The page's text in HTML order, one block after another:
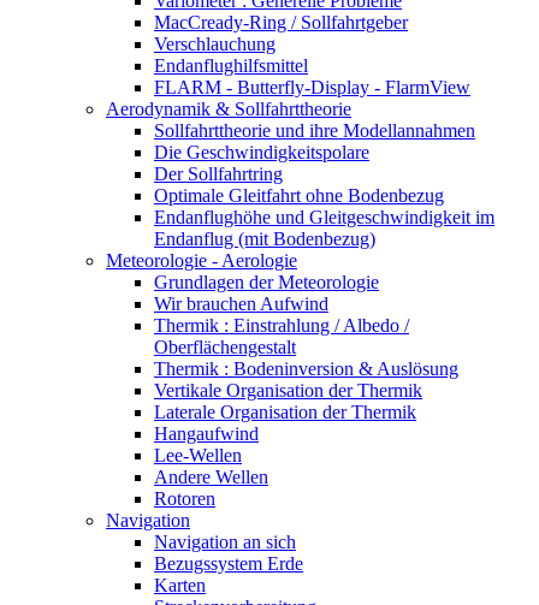
MacCready-Ring / Sollfahrtgeber
Verschlauchung
Endanflughilfsmittel
FLARM - Butterfly-Display - FlarmView
Aerodynamik & Sollfahrttheorie
Sollfahrttheorie und ihre Modellannahmen
Die Geschwindigkeitspolare
Der Sollfahrtring
Optimale Gleitfahrt ohne Bodenbezug
Endanflughöhe und Gleitgeschwindigkeit im
Endanflug (mit Bodenbezug)
Meteorologie - Aerologie
Grundlagen der Meteorologie
Wir brauchen Aufwind
Thermik : Einstrahlung / Albedo /
Oberflächengestalt
Thermik : Bodeninversion & Auslösung
Vertikale Organisation der Thermik
Laterale Organisation der Thermik
Hangaufwind
Lee-Wellen
Andere Wellen
Rotoren
Navigation
Navigation an sich
Bezugssystem Erde
Karten